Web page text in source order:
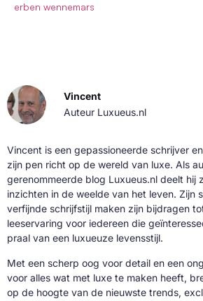
erben wennemars
Vincent
Auteur Luxueus.nl
Vincent is een gepassioneerde schrijver
zijn pen richt op de wereld van luxe. Als
gerenommeerde blog Luxueus.nl deelt hij
inzichten in de weelde van het leven. Zijn
verfijnde schrijfstijl maken zijn bijdragen
leeservaring voor iedereen die
praal van een luxueuze levensstijl.
Met een scherp oog voor detail en een
voor alles wat met luxe te maken heeft,
op de hoogte van de nieuwste trends,